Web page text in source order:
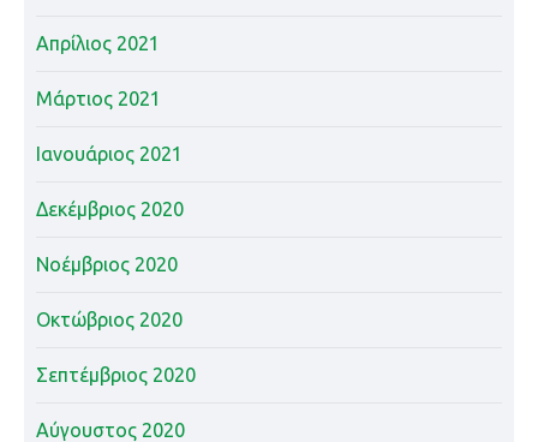
Απρίλιος 2021
Μάρτιος 2021
Ιανουάριος 2021
Δεκέμβριος 2020
Νοέμβριος 2020
Οκτώβριος 2020
Σεπτέμβριος 2020
Αύγουστος 2020